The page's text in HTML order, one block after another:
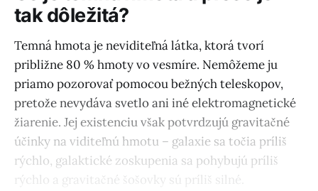
tak dôležitá?
Temná hmota je neviditeľná látka, ktorá tvorí
približne 80 % hmoty vo vesmíre. Nemôžeme ju
priamo pozorovať pomocou bežných teleskopov,
pretože nevydáva svetlo ani iné elektromagnetické
žiarenie. Jej existenciu však potvrdzujú gravitačné
účinky na viditeľnú hmotu – galaxie sa točia príliš
rýchlo, galaktické zoskupenia sa pohybujú príliš
rýchlo a gravitačné šošovky sú príliš silné.